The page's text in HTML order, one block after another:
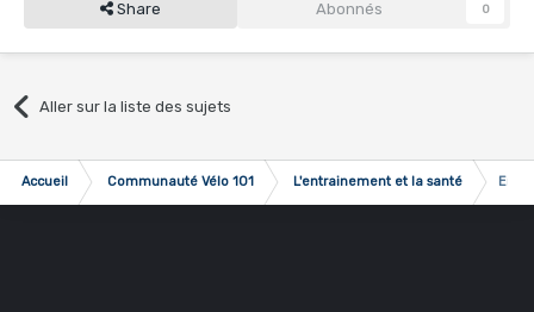
Share Abonnés 0
Aller sur la liste des sujets
Accueil Communauté Vélo 101 L'entrainement et la santé